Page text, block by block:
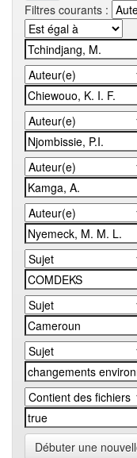
Filtres courants :
Débuter une